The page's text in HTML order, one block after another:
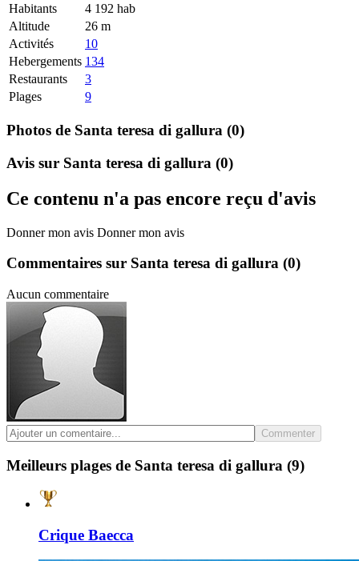
Habitants
4 192 hab
Altitude
26 m
Activités
10
Hebergements 134
Restaurants
3
Plages
9
Photos de Santa teresa di gallura (0)
Avis sur Santa teresa di gallura (0)
Ce contenu n'a pas encore reçu d'avis
Donner mon avis Donner mon avis
Commentaires sur Santa teresa di gallura (0)
Aucun commentaire
Commenter
Meilleurs plages de Santa teresa di gallura (9)
Crique Baecca